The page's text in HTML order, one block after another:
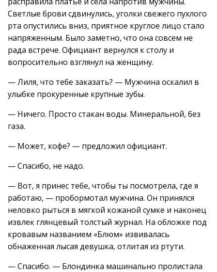
Светлые брови сдвинулись, уголки свежего пухлого
рта опустились вниз, приятное круглое лицо стало
напряженным. Было заметно, что она совсем не
рада встрече. Официант вернулся к столу и
вопросительно взглянул на женщину.
— Лиля, что тебе заказать? — Мужчина оскалил в
улыбке прокуренные крупные зубы.
— Ничего. Просто стакан воды. Минеральной, без
газа.
— Может, кофе? — предложил официант.
— Спасибо, не надо.
— Вот, я принес тебе, чтобы ты посмотрела, где я
работаю, — пробормотал мужчина. Он принялся
неловко рыться в мягкой кожаной сумке и наконец
извлек глянцевый толстый журнал. На обложке под
кровавым названием «Блюм» извивалась
обнаженная лысая девушка, отлитая из ртути.
— Спасибо. — Блондинка машинально пролистала